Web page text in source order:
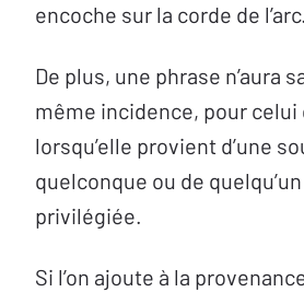
encoche sur la corde de l’arc.
De plus, une phrase n’aura
même incidence, pour celui
lorsqu’elle provient d’une
quelconque ou de
privilégiée.
Si l’on ajoute à la